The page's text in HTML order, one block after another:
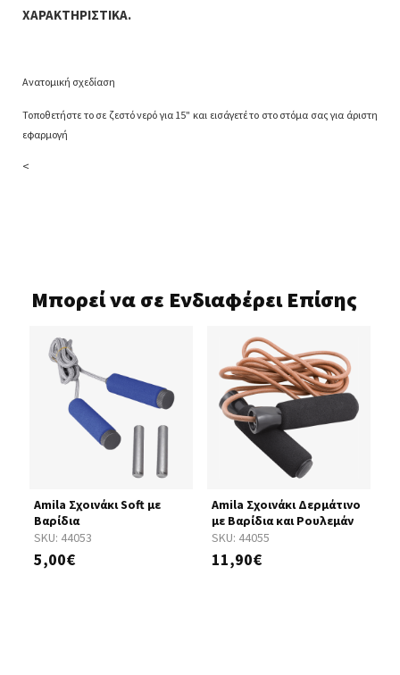
ΧΑΡΑΚΤΗΡΙΣΤΙΚΑ.
Ανατομική σχεδίαση
Τοποθετήστε το σε ζεστό νερό για 15" και εισάγετέ το στο στόμα σας για άριστη
εφαρμογή
<
Μπορεί να σε Ενδιαφέρει Επίσης
SKU: 44053
Amila Σχοινάκι Soft με
Βαρίδια
5,00€
SKU: 44055
Amila Σχοινάκι Δερμάτινο
με Βαρίδια και Ρουλεμάν
11,90€